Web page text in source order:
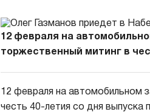
12 февраля на
торжественный митинг в
12 февраля на автомобильном
честь 40-летия со дня